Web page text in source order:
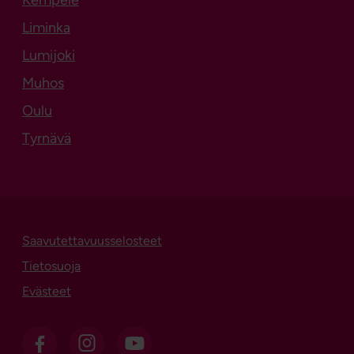
Liminka
Lumijoki
Muhos
Oulu
Tyrnävä
Saavutettavuusselosteet
Tietosuoja
Evästeet
OSL FacebookissaOSL Instagramissa